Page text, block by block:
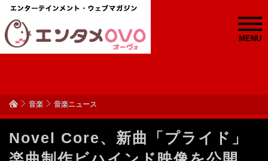
MENU
音楽 音楽ニュース
Novel Core、新曲「プライド」